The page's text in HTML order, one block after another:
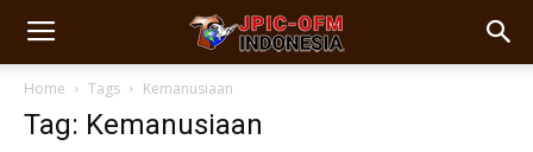
Home Tags Kemanusiaan
Tag: Kemanusiaan